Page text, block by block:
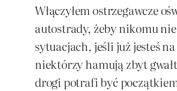
Włączyłem ostrzegawcze
autostrady, żeby nikomu
sytuacjach, jeśli już jesteś
niektórzy hamują zbyt
drogi potrafi być